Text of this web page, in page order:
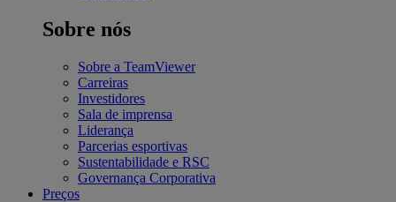
Sobre nós
Sobre a TeamViewer
Carreiras
Investidores
Sala de imprensa
Liderança
Parcerias esportivas
Sustentabilidade e RSC
Governança Corporativa
Preços